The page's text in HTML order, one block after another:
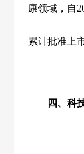
康领域，自
累计批准上
四、科技